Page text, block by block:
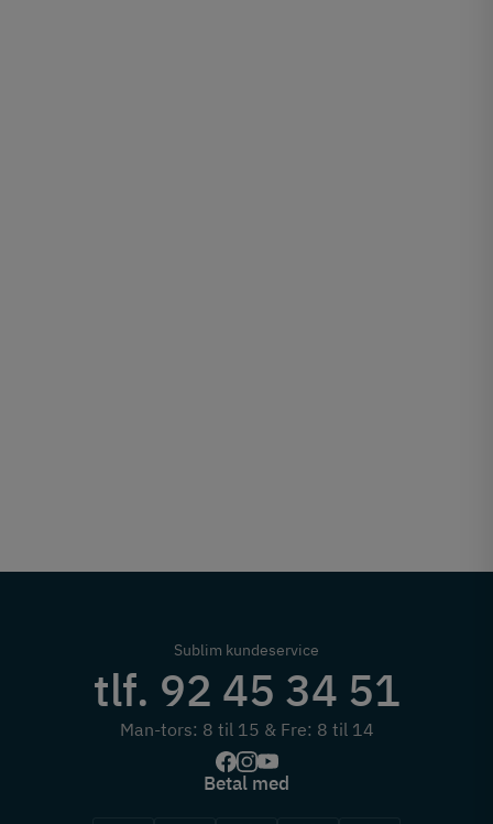
Sublim kundeservice
tlf. 92 45 34 51
Man-tors: 8 til 15 & Fre: 8 til 14
Betal med